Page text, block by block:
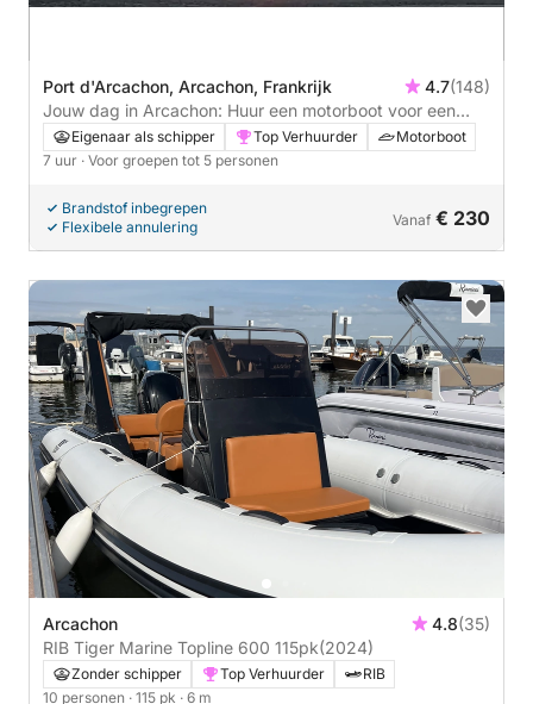
Port d'Arcachon, Arcachon, Frankrijk 4.7(148)
Jouw dag in Arcachon: Huur een motorboot voor een
boottocht om de baai te ontdekken.
Eigenaar als schipper Top Verhuurder
Motorboot
7 uur · Voor groepen tot 5 personen
Brandstof inbegrepen
Flexibele annulering
Vanaf € 230
Arcachon 4.8(35)
RIB Tiger Marine Topline 600 115pk(2024)
Zonder schipper Top Verhuurder
RIB
10 personen · 115 pk · 6 m